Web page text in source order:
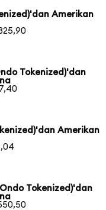
Amerikan
Tokenized)'dan
Amerikan
Tokenized)'dan